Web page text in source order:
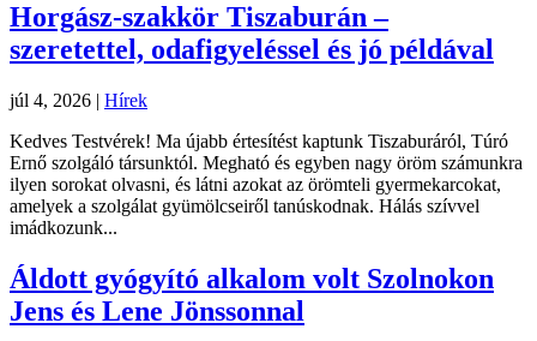
Horgász-szakkör Tiszaburán –
szeretettel, odafigyeléssel és jó példával
júl 4, 2026 | Hírek
Kedves Testvérek! Ma újabb értesítést kaptunk Tiszaburáról, Túró
Ernő szolgáló társunktól. Megható és egyben nagy öröm számunkra
ilyen sorokat olvasni, és látni azokat az örömteli gyermekarcokat,
amelyek a szolgálat gyümölcseiről tanúskodnak. Hálás szívvel
imádkozunk...
Áldott gyógyító alkalom volt Szolnokon
Jens és Lene Jönssonnal